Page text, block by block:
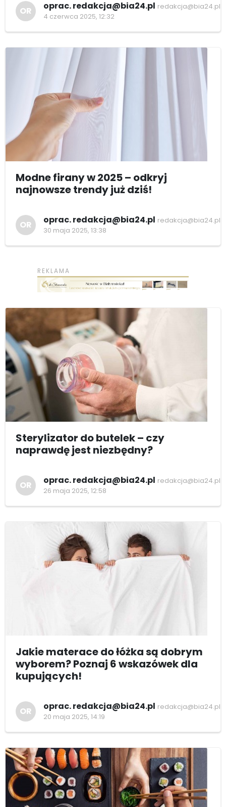
OR oprac. redakcja@bia24.pl redakcja@bia24.pl
4 czerwca 2025, 12:32
Modne firany w 2025 – odkryj
najnowsze trendy już dziś!
OR oprac. redakcja@bia24.pl redakcja@bia24.pl
30 maja 2025, 13:38
Sterylizator do butelek – czy
naprawdę jest niezbędny?
OR oprac. redakcja@bia24.pl redakcja@bia24.pl
26 maja 2025, 12:58
Jakie materace do łóżka są dobrym
wyborem? Poznaj 6 wskazówek dla
kupujących!
OR oprac. redakcja@bia24.pl redakcja@bia24.pl
20 maja 2025, 14:19